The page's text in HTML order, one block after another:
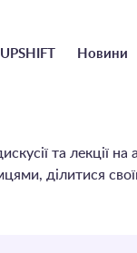
Новини
та лекції на
ділитися